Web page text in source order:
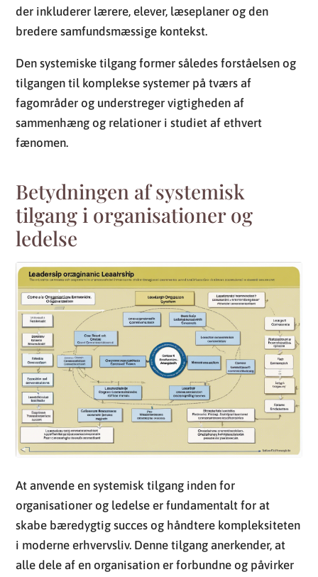
der inkluderer lærere, elever, læseplaner og den
bredere samfundsmæssige kontekst.
Den systemiske tilgang former således forståelsen og
tilgangen til komplekse systemer på tværs af
fagområder og understreger vigtigheden af
sammenhæng og relationer i studiet af ethvert
fænomen.
Betydningen af systemisk
tilgang i organisationer og
ledelse
At anvende en systemisk tilgang inden for
organisationer og ledelse er fundamentalt for at
skabe bæredygtig succes og håndtere kompleksiteten
i moderne erhvervsliv. Denne tilgang anerkender, at
alle dele af en organisation er forbundne og påvirker